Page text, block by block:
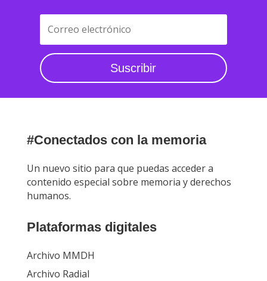
Suscribir
#Conectados con la memoria
Un nuevo sitio para que puedas acceder a
contenido especial sobre memoria y derechos
humanos.
Plataformas digitales
Archivo MMDH
Archivo Radial